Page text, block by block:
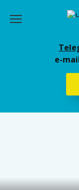
e-